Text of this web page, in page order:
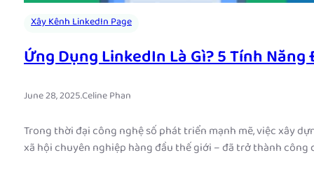
Xây Kênh LinkedIn Page
Ứng Dụng LinkedIn Là Gì? 5 Tính
June 28, 2025.Celine Phan
Trong thời đại công nghệ số phát triển mạnh mẽ, việc xây
xã hội chuyên nghiệp hàng đầu thế giới – đã trở thành